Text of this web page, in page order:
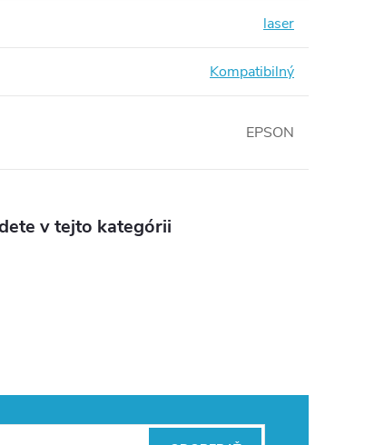
laser
Kompatibilný
EPSON
v tejto kategórii